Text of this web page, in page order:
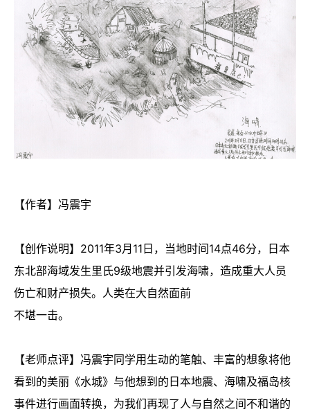
【作者】冯震宇
【创作说明】2011年3月11日，当地时间14点46分，日本
东北部海域发生里氏9级地震并引发海啸，造成重大人员
伤亡和财产损失。人类在大自然面前
不堪一击。
【老师点评】冯震宇同学用生动的笔触、丰富的想象将他
看到的美丽《水城》与他想到的日本地震、海啸及福岛核
事件进行画面转换，为我们再现了人与自然之间不和谐的